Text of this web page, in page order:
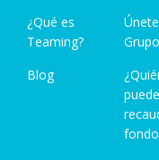
¿Qué es
Teaming?
Blog
Grupo
puede